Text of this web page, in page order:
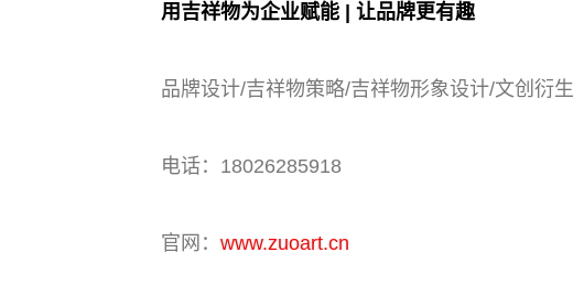
用吉祥物为企业赋能 | 让品牌更有趣
品牌设计/吉祥物策略/吉祥物形象设计/文创衍
电话：18026285918
官网： www.zuoart.cn